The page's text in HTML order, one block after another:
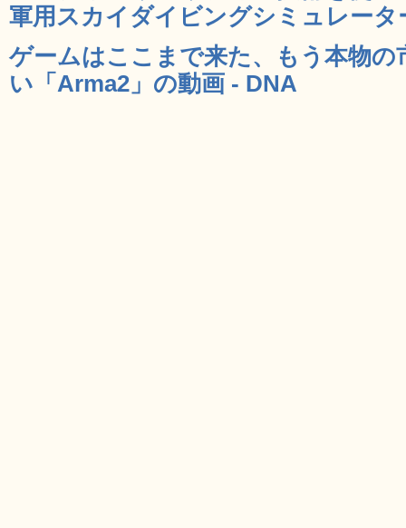
軍用スカイダイビングシミュレータ
ゲームはここまで来た、もう本物の
い「Arma2」の動画 - DNA